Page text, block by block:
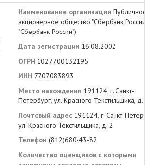
Наименование организации Публичное
акционерное общество "Сбербанк России"
"Сбербанк России")
Дата регистрации 16.08.2002
ОГРН 1027700132195
ИНН 7707083893
Место нахождения 191124, г. Санкт-
Петербург, ул. Красного Текстильщика, д. 2
Почтовый адрес 191124, г. Санкт-
ул. Красного Текстильщика, д. 2
Телефон (812)680-43-82
Количество оценщиков с которыми